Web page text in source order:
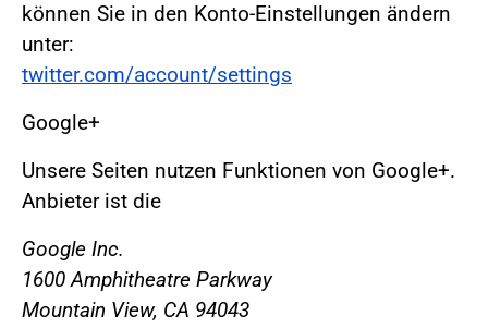
können Sie in den Konto-Einstellungen ändern
unter:
twitter.com/account/settings
Google+
Unsere Seiten nutzen Funktionen von Google+.
Anbieter ist die
Google Inc.
1600 Amphitheatre Parkway
Mountain View, CA 94043